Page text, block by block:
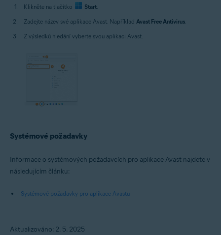
Klikněte na tlačítko Start.
Zadejte název své aplikace Avast. Například Avast Free Antivirus.
Z výsledků hledání vyberte svou aplikaci Avast.
Systémové požadavky
Informace o systémových požadavcích pro aplikace Avast najdete v
následujícím článku:
Systémové požadavky pro aplikace Avastu
Aktualizováno: 2. 5. 2025